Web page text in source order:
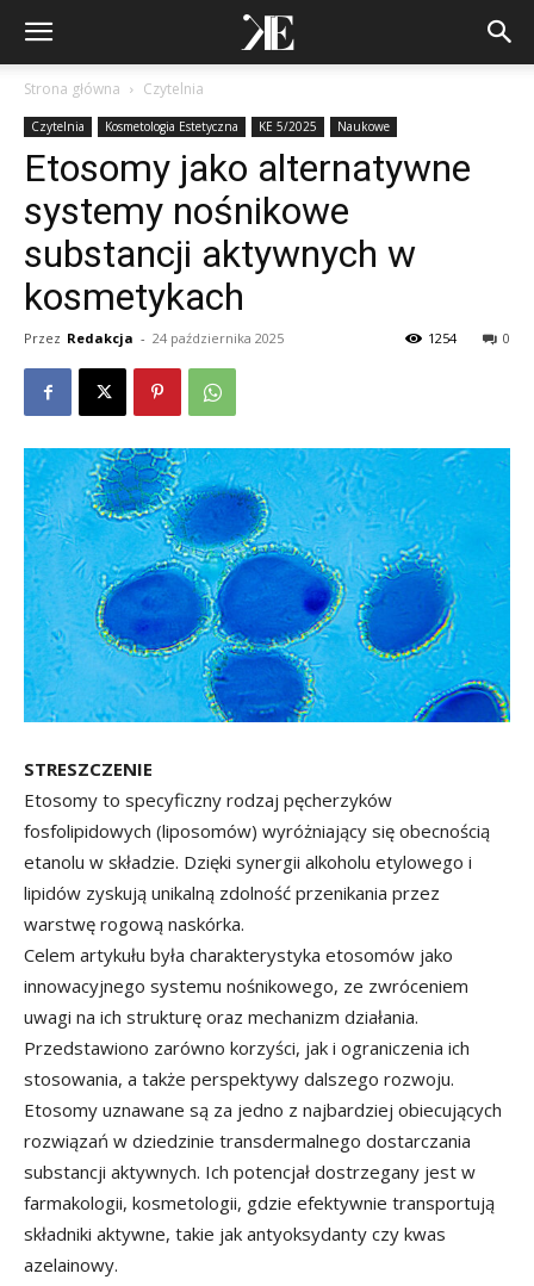
Strona główna Czytelnia
Czytelnia Kosmetologia Estetyczna KE 5/2025 Naukowe
Etosomy jako alternatywne
systemy nośnikowe
substancji aktywnych w
kosmetykach
Przez Redakcja - 24 października 2025 0
1254
STRESZCZENIE
Etosomy to specyficzny rodzaj pęcherzyków
fosfolipidowych (liposomów) wyróżniający się obecnością
etanolu w składzie. Dzięki synergii alkoholu etylowego i
lipidów zyskują unikalną zdolność przenikania przez
warstwę rogową naskórka.
Celem artykułu była charakterystyka etosomów jako
innowacyjnego systemu nośnikowego, ze zwróceniem
uwagi na ich strukturę oraz mechanizm działania.
Przedstawiono zarówno korzyści, jak i ograniczenia ich
stosowania, a także perspektywy dalszego rozwoju.
Etosomy uznawane są za jedno z najbardziej obiecujących
rozwiązań w dziedzinie transdermalnego dostarczania
substancji aktywnych. Ich potencjał dostrzegany jest w
farmakologii, kosmetologii, gdzie efektywnie transportują
składniki aktywne, takie jak antyoksydanty czy kwas
azelainowy.